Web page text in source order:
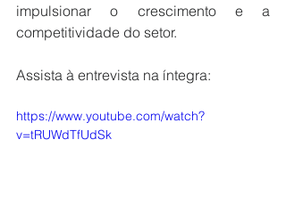
impulsionar o crescimento e a
competitividade do setor.
Assista à entrevista na íntegra:
https://www.youtube.com/watch?
v=tRUWdTfUdSk